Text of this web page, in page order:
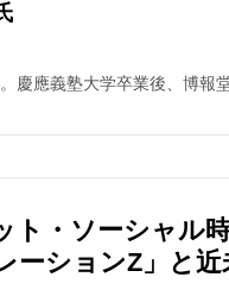
慶應義塾大学卒業後、博報
ト・ソーシャル
ーションZ」と